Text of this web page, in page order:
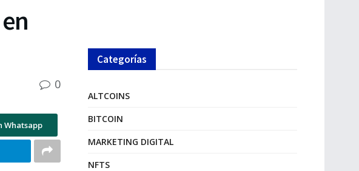
0
Whatsapp
Categorías
ALTCOINS
BITCOIN
MARKETING DIGITAL
NFTS